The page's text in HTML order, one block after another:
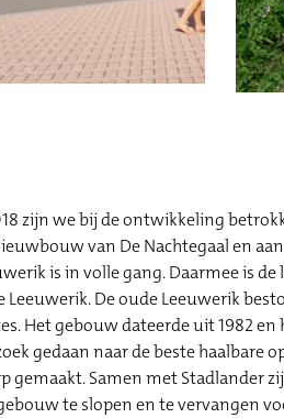
zijn we bij de ontwikkeling
van De Nachtegaal en
is in volle gang. Daarmee is
De oude Leeuwerik
Het gebouw dateerde uit 1982 en
gedaan naar de beste haalbare
gemaakt. Samen met Stadlander
te slopen en te vervangen